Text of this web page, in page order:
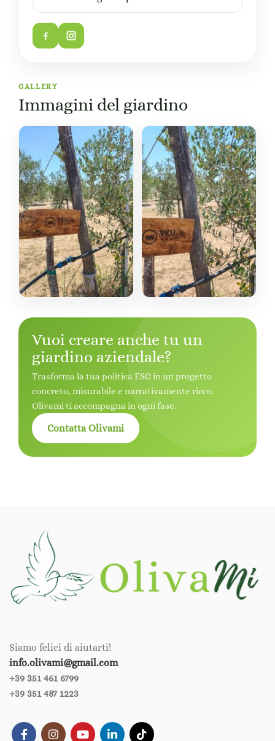
GALLERY
Immagini del giardino
Vuoi creare anche tu un
giardino aziendale?
Trasforma la tua politica ESG in un progetto
concreto, misurabile e narrativamente ricco.
Olivami ti accompagna in ogni fase.
Contatta Olivami
Siamo felici di aiutarti!
info.olivami@gmail.com
+39 351 461 6799‪‪
+39 351 487 1223